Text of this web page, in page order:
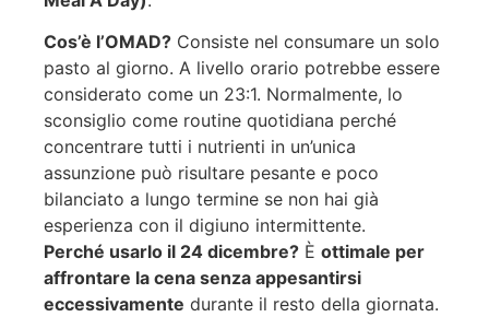
Cos’è l’OMAD? Consiste nel consumare un solo
pasto al giorno. A livello orario potrebbe essere
considerato come un 23:1. Normalmente, lo
sconsiglio come routine quotidiana perché
concentrare tutti i nutrienti in un’unica
assunzione può risultare pesante e poco
bilanciato a lungo termine se non hai già
esperienza con il digiuno intermittente.
Perché usarlo il 24 dicembre? È ottimale per
affrontare la cena senza appesantirsi
eccessivamente durante il resto della giornata.